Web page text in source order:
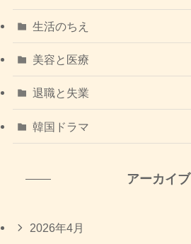
生活のちえ
美容と医療
退職と失業
韓国ドラマ
アーカイブ
2026年4月